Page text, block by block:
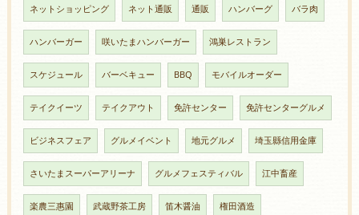
ネットショッピング ネット通販 通販 ハンバーグ バラ肉
ハンバーガー 咲いたまハンバーガー 鴻巣レストラン
スケジュール バーベキュー BBQ モバイルオーダー
テイクイーツ テイクアウト 免許センター 免許センターグルメ
ビジネスフェア グルメイベント 地元グルメ 埼玉縣信用金庫
さいたまスーパーアリーナ グルメフェスティバル 江中畜産
楽農三惠園 武蔵野茶工房 笛木醤油 権田酒造